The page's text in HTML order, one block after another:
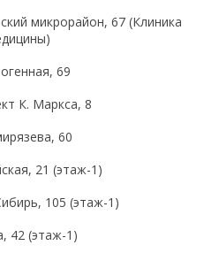
микрорайон, 67 (Клиника
69
К. Маркса, 8
60
21 (этаж-1)
105 (этаж-1)
42 (этаж-1)